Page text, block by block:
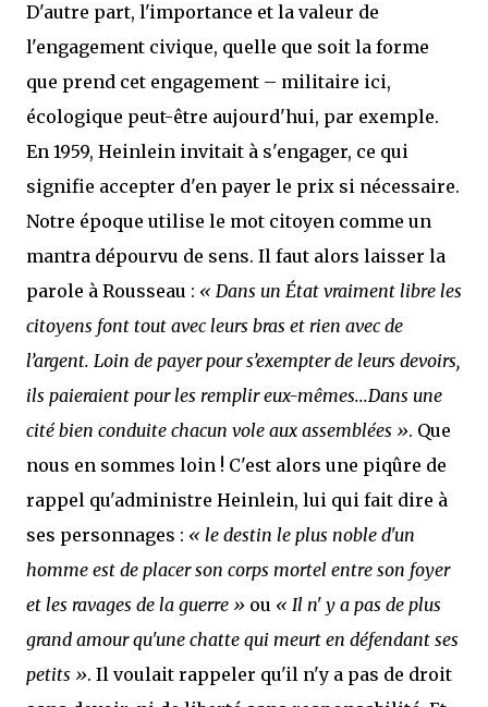
D'autre part, l'importance et la valeur de
l'engagement civique, quelle que soit la forme
que prend cet engagement – militaire ici,
écologique peut-être aujourd'hui, par exemple.
En 1959, Heinlein invitait à s'engager, ce qui
signifie accepter d'en payer le prix si nécessaire.
Notre époque utilise le mot citoyen comme un
mantra dépourvu de sens. Il faut alors laisser la
parole à Rousseau : « Dans un État vraiment libre les
citoyens font tout avec leurs bras et rien avec de
l’argent. Loin de payer pour s’exempter de leurs devoirs,
ils paieraient pour les remplir eux-mêmes...Dans une
cité bien conduite chacun vole aux assemblées ». Que
nous en sommes loin ! C'est alors une piqûre de
rappel qu'administre Heinlein, lui qui fait dire à
ses personnages : « le destin le plus noble d'un
homme est de placer son corps mortel entre son foyer
et les ravages de la guerre » ou « Il n' y a pas de plus
grand amour qu'une chatte qui meurt en défendant ses
petits ». Il voulait rappeler qu'il n'y a pas de droit